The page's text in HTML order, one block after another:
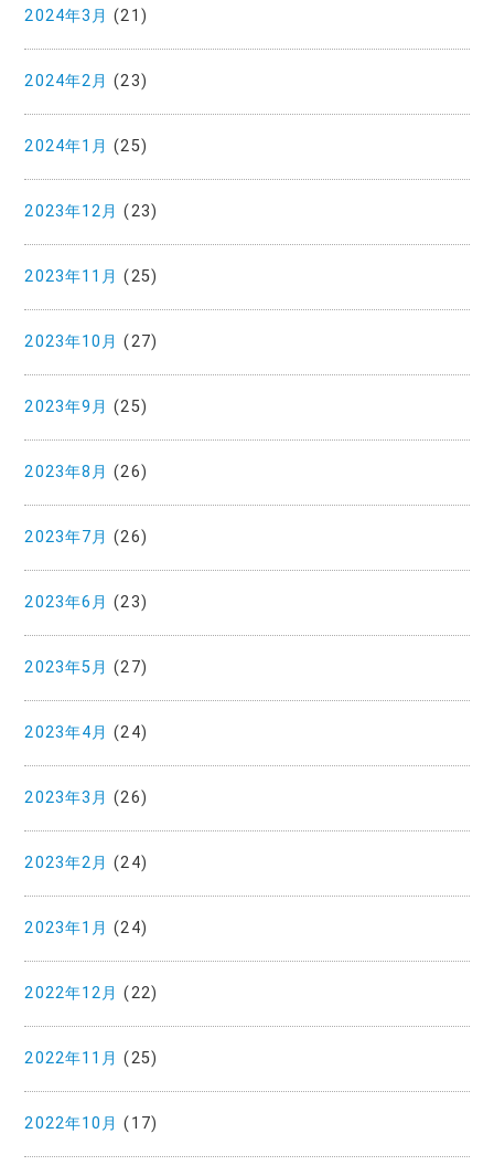
2024年3月 (21)
2024年2月 (23)
2024年1月 (25)
2023年12月 (23)
2023年11月 (25)
2023年10月 (27)
2023年9月 (25)
2023年8月 (26)
2023年7月 (26)
2023年6月 (23)
2023年5月 (27)
2023年4月 (24)
2023年3月 (26)
2023年2月 (24)
2023年1月 (24)
2022年12月 (22)
2022年11月 (25)
2022年10月 (17)